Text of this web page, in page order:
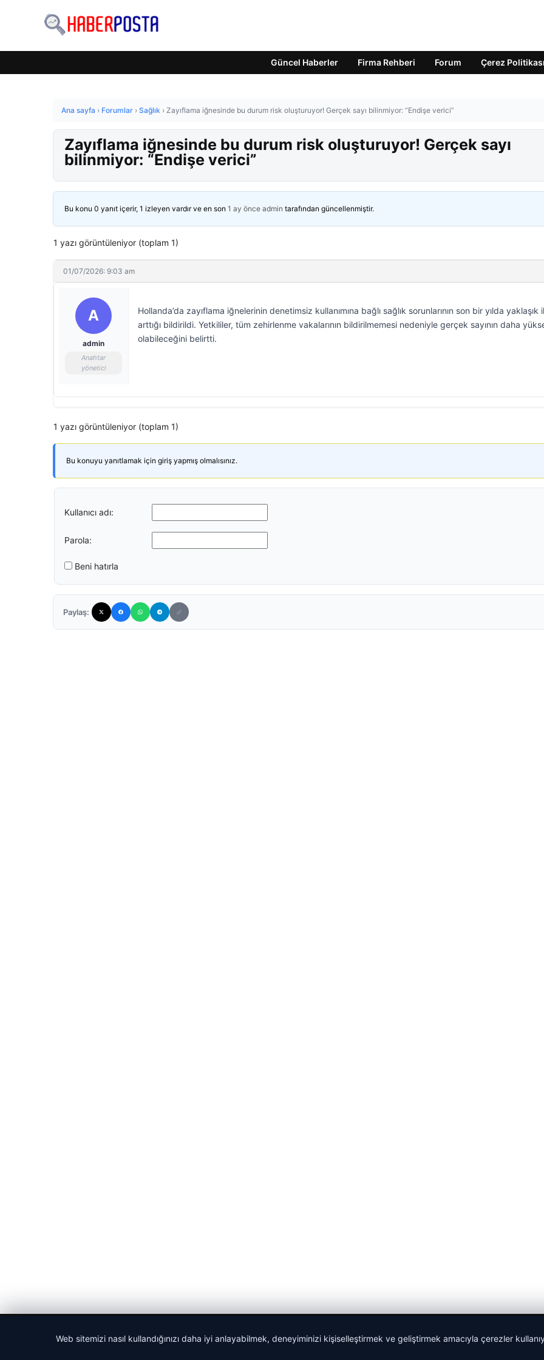
Güncel Haberler Firma Rehberi Forum Çerez Politikası
Ana sayfa › Forumlar › Sağlık › Zayıflama iğnesinde bu durum risk oluşturuyor! Gerçek sayı bilinmiyor: “Endişe verici”
Zayıflama iğnesinde bu durum risk oluşturuyor! Gerçek sayı
bilinmiyor: “Endişe verici”
Bu konu 0 yanıt içerir, 1 izleyen vardır ve en son 1 ay önce admin tarafından güncellenmiştir.
1 yazı görüntüleniyor (toplam 1)
01/07/2026: 9:03 am
A
admin
Anahtar
yönetici
Hollanda’da zayıflama iğnelerinin denetimsiz kullanımına bağlı sağlık sorunlarının son bir yılda yaklaşık
arttığı bildirildi. Yetkililer, tüm zehirlenme vakalarının bildirilmemesi nedeniyle gerçek sayının daha
olabileceğini belirtti.
1 yazı görüntüleniyor (toplam 1)
Bu konuyu yanıtlamak için giriş yapmış olmalısınız.
Kullanıcı adı:
Parola:
Beni hatırla
Paylaş:
Web sitemizi nasıl kullandığınızı daha iyi anlayabilmek, deneyiminizi kişiselleştirmek ve geliştirmek amacıyla çerezler